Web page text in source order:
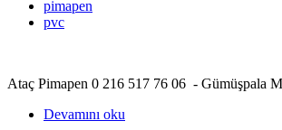
pimapen
pvc
Ataç Pimapen 0 216 517 76 06 - Gümüşpala
Devamını oku